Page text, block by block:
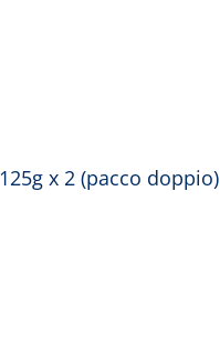
x 2 (pacco doppio)